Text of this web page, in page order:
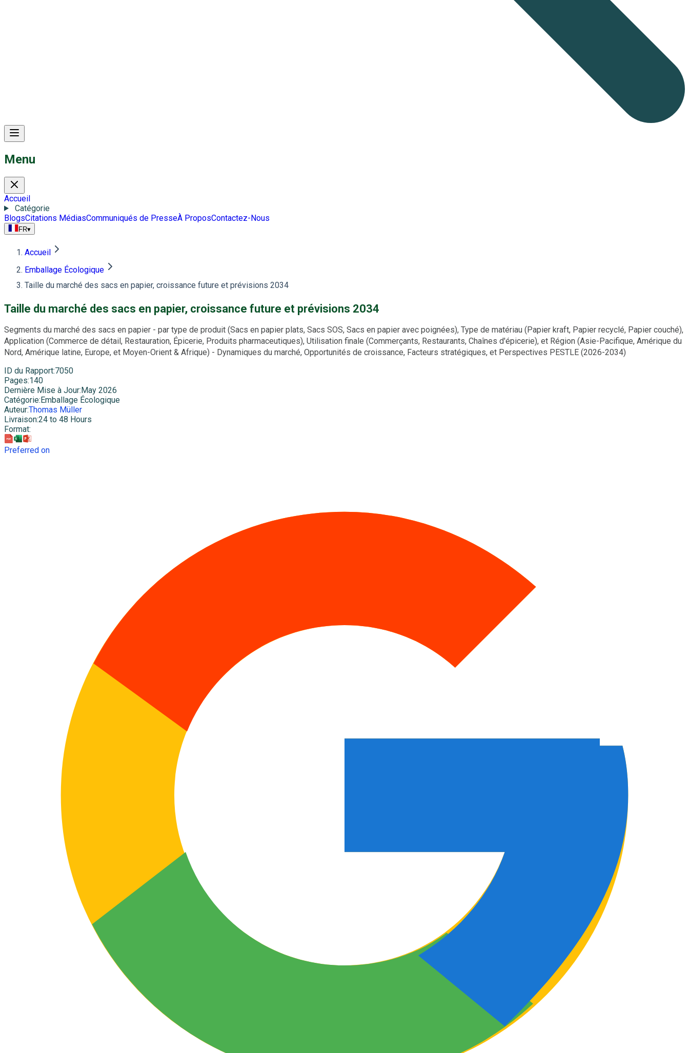
Menu
Accueil
Catégorie
BlogsCitations MédiasCommuniqués de PresseÀ ProposContactez-Nous
FR▾
Accueil
Emballage Écologique
Taille du marché des sacs en papier, croissance future et prévisions 2034
Taille du marché des sacs en papier, croissance future et prévisions 2034
Segments du marché des sacs en papier - par type de produit (Sacs en papier plats, Sacs SOS, Sacs en papier avec poignées), Type de matériau (Papier kraft, Papier recyclé, Papier couché),
Application (Commerce de détail, Restauration, Épicerie, Produits pharmaceutiques), Utilisation finale (Commerçants, Restaurants, Chaînes d'épicerie), et Région (Asie-Pacifique, Amérique du
Nord, Amérique latine, Europe, et Moyen-Orient & Afrique) - Dynamiques du marché, Opportunités de croissance, Facteurs stratégiques, et Perspectives PESTLE (2026-2034)
ID du Rapport:7050
Pages:140
Dernière Mise à Jour: May 2026
Catégorie: Emballage Écologique
Auteur:Thomas Müller
Livraison:24 to 48 Hours
Format:
Preferred on